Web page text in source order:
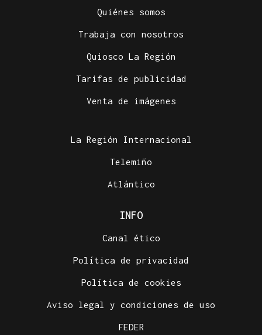
Quiénes somos
Trabaja con nosotros
Quiosco La Región
Tarifas de publicidad
Venta de imágenes
La Región Internacional
Telemiño
Atlántico
INFO
Canal ético
Política de privacidad
Política de cookies
Aviso legal y condiciones de uso
FEDER